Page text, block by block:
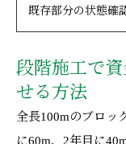
既存部分の状態確
段階施工で
せる方法
全長100mのブロッ
に60m、2年目に